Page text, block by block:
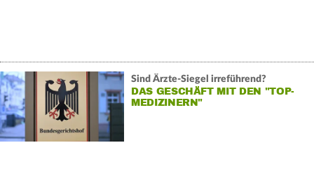
Sind Ärzte-Siegel irreführend?
DAS GESCHÄFT MIT DEN "TOP-
MEDIZINERN"